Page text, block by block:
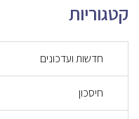
קטגוריות
חדשות ועדכונים
חיסכון